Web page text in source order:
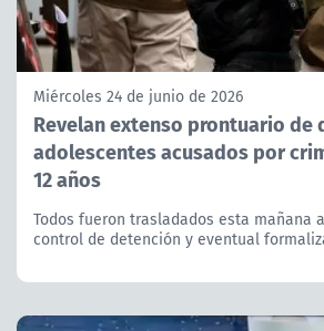
Miércoles 24 de junio de 2026
Revelan extenso prontuario de
adolescentes acusados por
12 años
Todos fueron trasladados esta mañana
control de detención y eventual